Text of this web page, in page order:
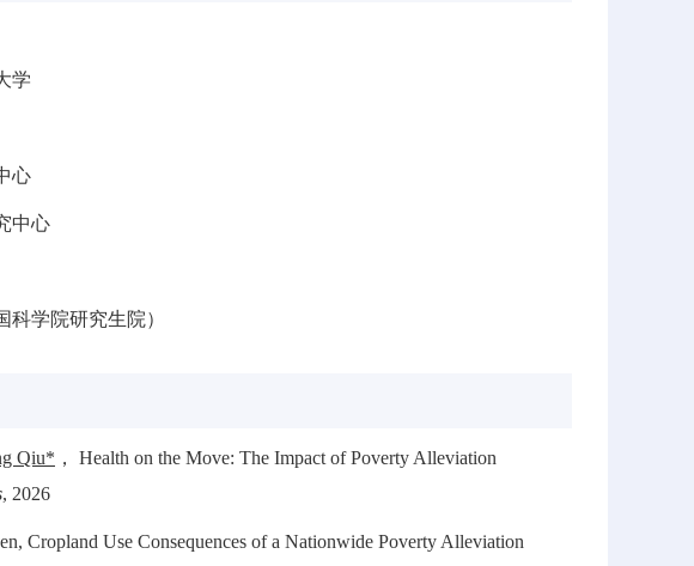
学
心
中心
科学院研究生院）
Qiu* ， Health on the Move: The Impact of Poverty Alleviation
, 2026
Cropland Use Consequences of a Nationwide Poverty Alleviation